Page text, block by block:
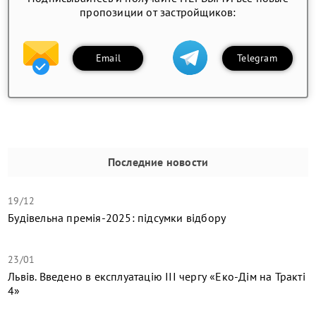
пропозиции от застройщиков:
Email Telegram
Последние новости
19/12
Будівельна премія-2025: підсумки відбору
23/01
Львів. Введено в експлуатацію ІІІ чергу «Еко-Дім на Тракті
4»